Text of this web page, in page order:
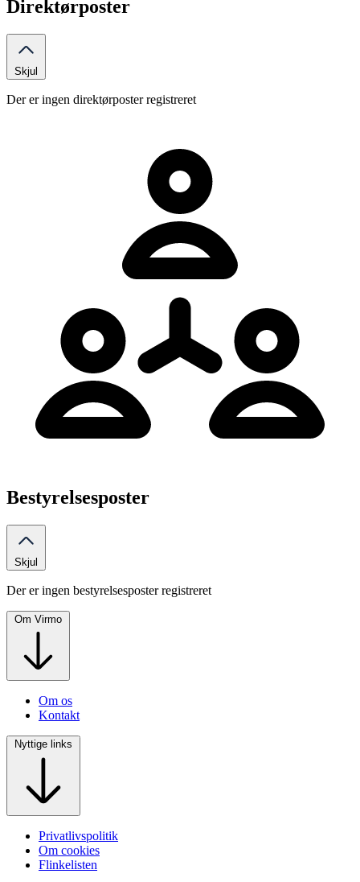
Direktørposter
Skjul
Der er ingen direktørposter registreret
Bestyrelsesposter
Skjul
Der er ingen bestyrelsesposter registreret
Om Virmo
Om os
Kontakt
Nyttige links
Privatlivspolitik
Om cookies
Flinkelisten